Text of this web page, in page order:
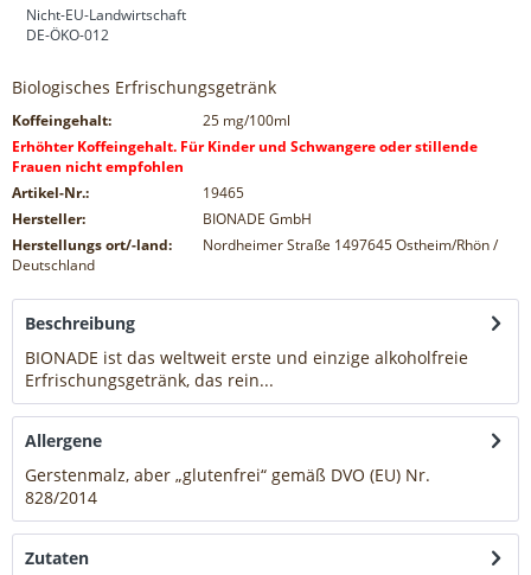
Nicht-EU-Landwirtschaft
DE-ÖKO-012
Biologisches Erfrischungsgetränk
Koffeingehalt: 25 mg/100ml
Erhöhter Koffeingehalt. Für Kinder und Schwangere oder stillende
Frauen nicht empfohlen
Artikel-Nr.:
19465
Hersteller:
BIONADE GmbH
Herstellungs ort/-land:
Nordheimer Straße 1497645 Ostheim/Rhön /
Deutschland
Beschreibung
BIONADE ist das weltweit erste und einzige alkoholfreie
Erfrischungsgetränk, das rein...
Allergene
Gerstenmalz, aber „glutenfrei“ gemäß DVO (EU) Nr.
828/2014
Zutaten